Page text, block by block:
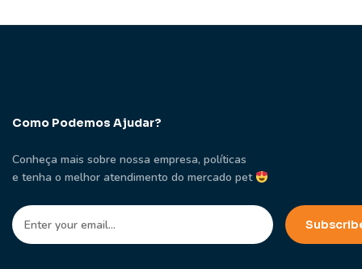
Como Podemos Ajudar?
Conheça mais sobre nossa empresa, políticas
e tenha o melhor atendimento do mercado pet